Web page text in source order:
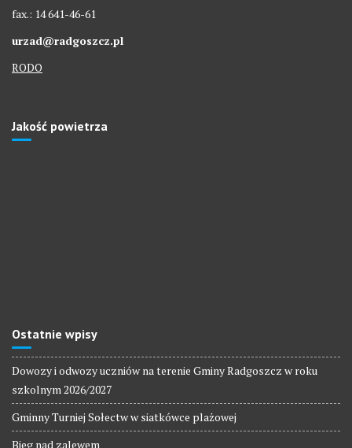
fax.: 14 641-46-61
urzad@radgoszcz.pl
RODO
Jakość powietrza
Ostatnie wpisy
Dowozy i odwozy uczniów na terenie Gminy Radgoszcz w roku
szkolnym 2026/2027
Gminny Turniej Sołectw w siatkówce plażowej
Bieg nad zalewem